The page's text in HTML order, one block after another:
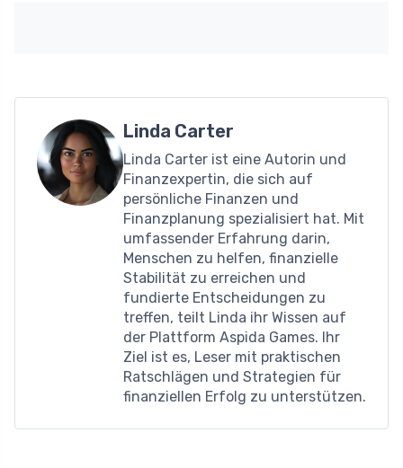
Linda Carter
Linda Carter ist eine Autorin und
Finanzexpertin, die sich auf
persönliche Finanzen und
Finanzplanung spezialisiert hat. Mit
umfassender Erfahrung darin,
Menschen zu helfen, finanzielle
Stabilität zu erreichen und
fundierte Entscheidungen zu
treffen, teilt Linda ihr Wissen auf
der Plattform Aspida Games. Ihr
Ziel ist es, Leser mit praktischen
Ratschlägen und Strategien für
finanziellen Erfolg zu unterstützen.